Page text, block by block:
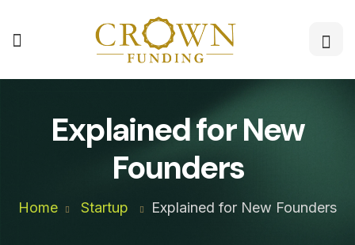
Explained for New
Founders
Home Startup Explained for New Founders